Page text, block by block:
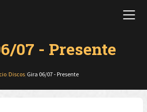
07 - Presente
/ Discos/ Gira 06/07 - Presente